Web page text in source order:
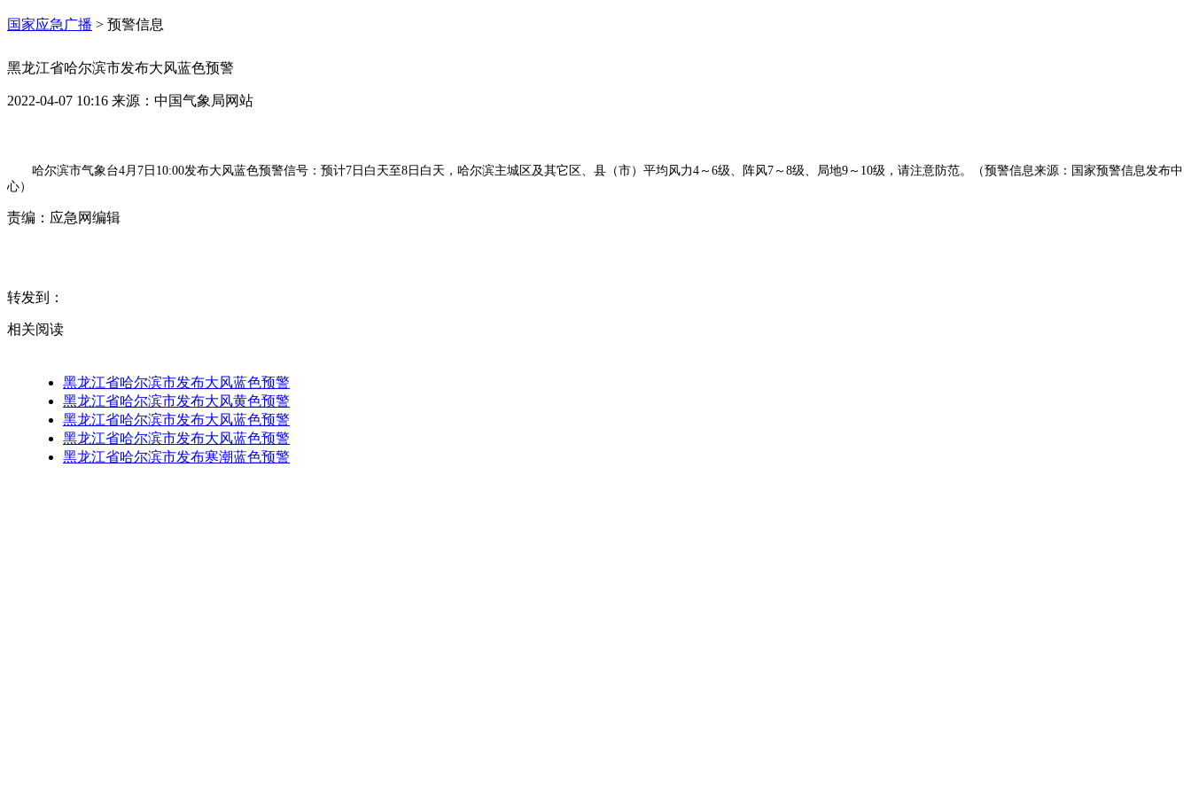
国家应急广播 > 预警信息
黑龙江省哈尔滨市发布大风蓝色预警
2022-04-07 10:16 来源： 中国气象局网站
哈尔滨市气象台4月7日10:00发布大风蓝色预警信号：预计7日白天至8日白天，哈尔滨主城区及其它区、县（市）平均风力4～6级、阵风7～8级、局地9～10级，请注意防范。（预警信息来源：国家预警信息发布中
心）
责编： 应急网编辑
转发到：
相关阅读
黑龙江省哈尔滨市发布大风蓝色预警
黑龙江省哈尔滨市发布大风黄色预警
黑龙江省哈尔滨市发布大风蓝色预警
黑龙江省哈尔滨市发布大风蓝色预警
黑龙江省哈尔滨市发布寒潮蓝色预警